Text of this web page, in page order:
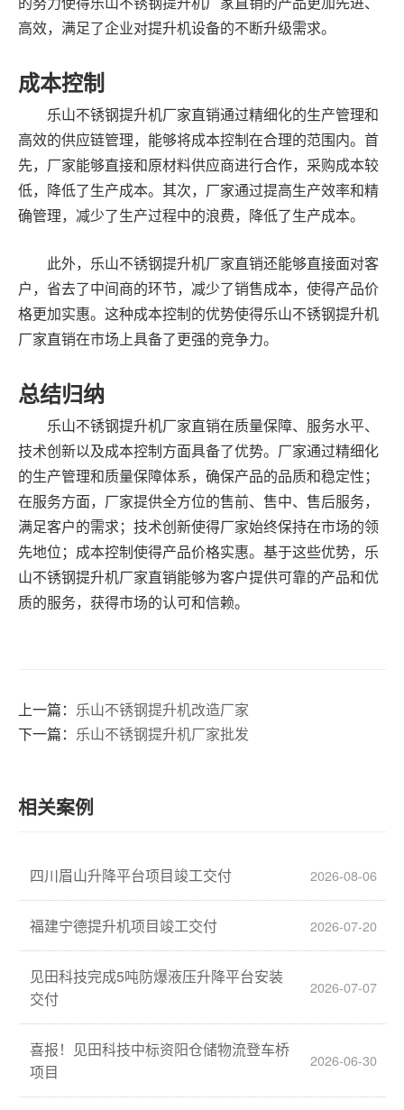
高效，满足了企业对提升机设备的不断升级需求。
成本控制
乐山不锈钢提升机厂家直销通过精细化的生产管理和
高效的供应链管理，能够将成本控制在合理的范围内。首
先，厂家能够直接和原材料供应商进行合作，采购成本较
低，降低了生产成本。其次，厂家通过提高生产效率和精
确管理，减少了生产过程中的浪费，降低了生产成本。
此外，乐山不锈钢提升机厂家直销还能够直接面对客
户，省去了中间商的环节，减少了销售成本，使得产品价
格更加实惠。这种成本控制的优势使得乐山不锈钢提升机
厂家直销在市场上具备了更强的竞争力。
总结归纳
乐山不锈钢提升机厂家直销在质量保障、服务水平、
技术创新以及成本控制方面具备了优势。厂家通过精细化
的生产管理和质量保障体系，确保产品的品质和稳定性；
在服务方面，厂家提供全方位的售前、售中、售后服务，
满足客户的需求；技术创新使得厂家始终保持在市场的领
先地位；成本控制使得产品价格实惠。基于这些优势，乐
山不锈钢提升机厂家直销能够为客户提供可靠的产品和优
质的服务，获得市场的认可和信赖。
上一篇： 乐山不锈钢提升机改造厂家
下一篇： 乐山不锈钢提升机厂家批发
相关案例
四川眉山升降平台项目竣工交付 2026-08-06
福建宁德提升机项目竣工交付 2026-07-20
见田科技完成5吨防爆液压升降平台安装
交付
2026-07-07
喜报！见田科技中标资阳仓储物流登车桥
项目
2026-06-30